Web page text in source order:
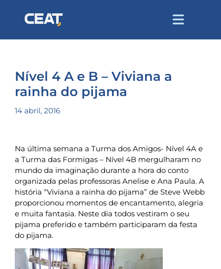
Nível 4 A e B – Viviana a
rainha do pijama
14 abril, 2016
Na última semana a Turma dos Amigos- Nível 4A e
a Turma das Formigas – Nível 4B mergulharam no
mundo da imaginação durante a hora do conto
organizada pelas professoras Anelise e Ana Paula. A
história “Viviana a rainha do pijama” de Steve Webb
proporcionou momentos de encantamento, alegria
e muita fantasia. Neste dia todos vestiram o seu
pijama preferido e também participaram da festa
do pijama.